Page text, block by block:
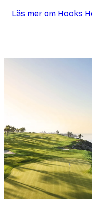
Läs mer om Hooks